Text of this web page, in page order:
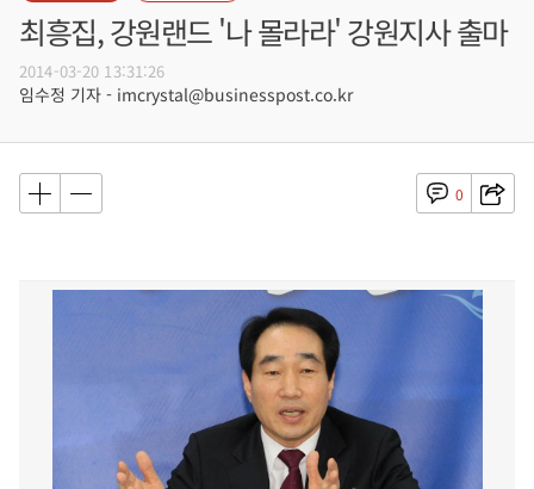
최흥집, 강원랜드 '나 몰라라' 강원지사 출마
2014-03-20 13:31:26
임수정 기자 - imcrystal@businesspost.co.kr
0